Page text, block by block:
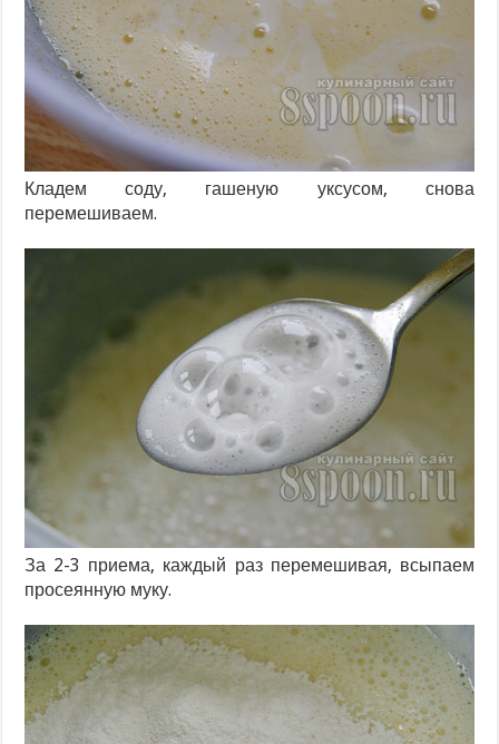
Кладем соду, гашеную уксусом, снова
перемешиваем.
За 2-3 приема, каждый раз перемешивая, всыпаем
просеянную муку.